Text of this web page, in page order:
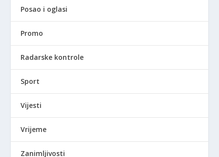
Posao i oglasi
Promo
Radarske kontrole
Sport
Vijesti
Vrijeme
Zanimljivosti